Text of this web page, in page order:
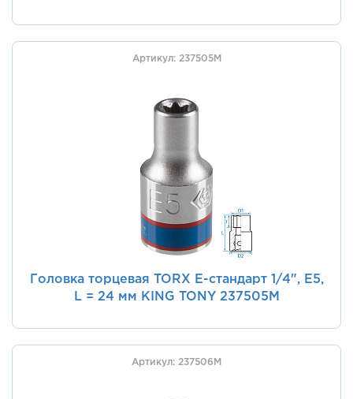
Артикул: 237505M
Головка торцевая TORX Е-стандарт 1/4", E5,
L = 24 мм KING TONY 237505M
Артикул: 237506M